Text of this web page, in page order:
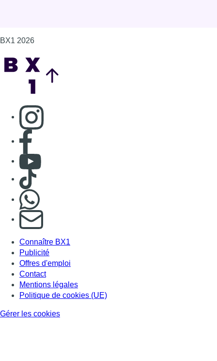
BX1 2026
Consulter page Instagram
Consulter page Facebook
Consulter Youtube
Consulter TikTok
S'abonner à notre newsletter
Connaître BX1
Publicité
Offres d'emploi
Contact
Mentions légales
Politique de cookies (UE)
Gérer les cookies